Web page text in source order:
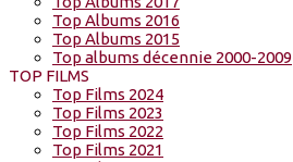
Top Albums 2016
Top Albums 2015
Top albums décennie 2000-2009
TOP FILMS
Top Films 2024
Top Films 2023
Top Films 2022
Top Films 2021